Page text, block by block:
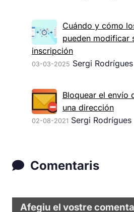
Cuándo y cómo
pueden modificar
inscripción
03-03-2025 Sergi Rodrígues
Bloquear el envío
una dirección
02-08-2021 Sergi Rodrígues
Comentaris
Afegiu el vostre